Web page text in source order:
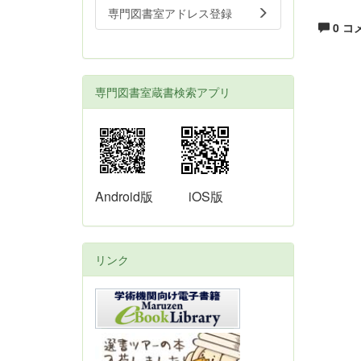
0 コ
専門図書室アドレス登録
専門図書室蔵書検索アプリ
Android版 iOS版
リンク